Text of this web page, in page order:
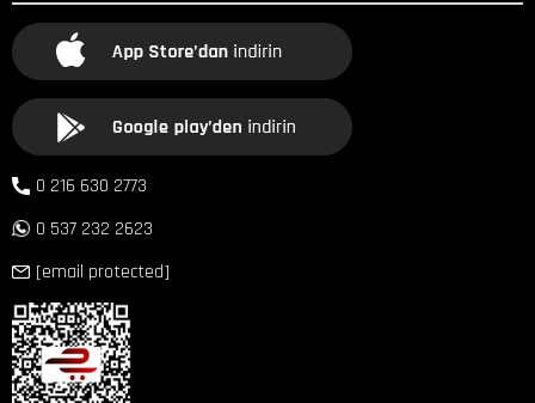
0 216 630 2773
0 537 232 2623
[email protected]